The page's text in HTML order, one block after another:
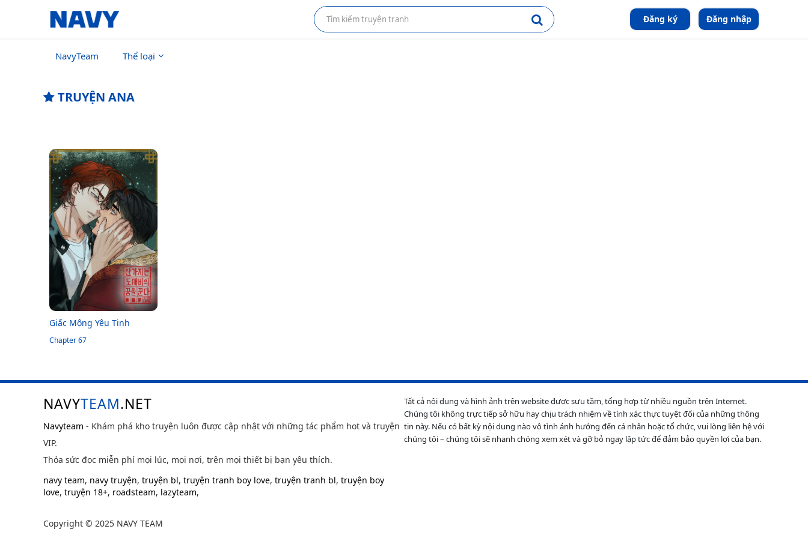
Đăng ký Đăng nhập
NavyTeam Thể loại
TRUYỆN ANA
Giấc Mộng Yêu Tinh
Chapter 67
NAVYTEAM.NET
Navyteam - Khám phá kho truyện luôn được cập nhật với những tác phẩm hot và truyện
VIP.
Thỏa sức đọc miễn phí mọi lúc, mọi nơi, trên mọi thiết bị bạn yêu thích.
navy team, navy truyện, truyện bl, truyện tranh boy love, truyện tranh bl, truyện boy
love, truyện 18+, roadsteam, lazyteam,
Copyright © 2025 NAVY TEAM
Tất cả nội dung và hình ảnh trên website được sưu tầm, tổng hợp từ nhiều nguồn trên Internet.
Chúng tôi không trực tiếp sở hữu hay chịu trách nhiệm về tính xác thực tuyệt đối của những thông
tin này. Nếu có bất kỳ nội dung nào vô tình ảnh hưởng đến cá nhân hoặc tổ chức, vui lòng liên hệ với
chúng tôi – chúng tôi sẽ nhanh chóng xem xét và gỡ bỏ ngay lập tức để đảm bảo quyền lợi của bạn.